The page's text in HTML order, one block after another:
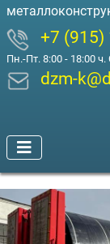
+7 (915)
Пн.-Пт. 8:00 - 18:00 ч.
dzm-